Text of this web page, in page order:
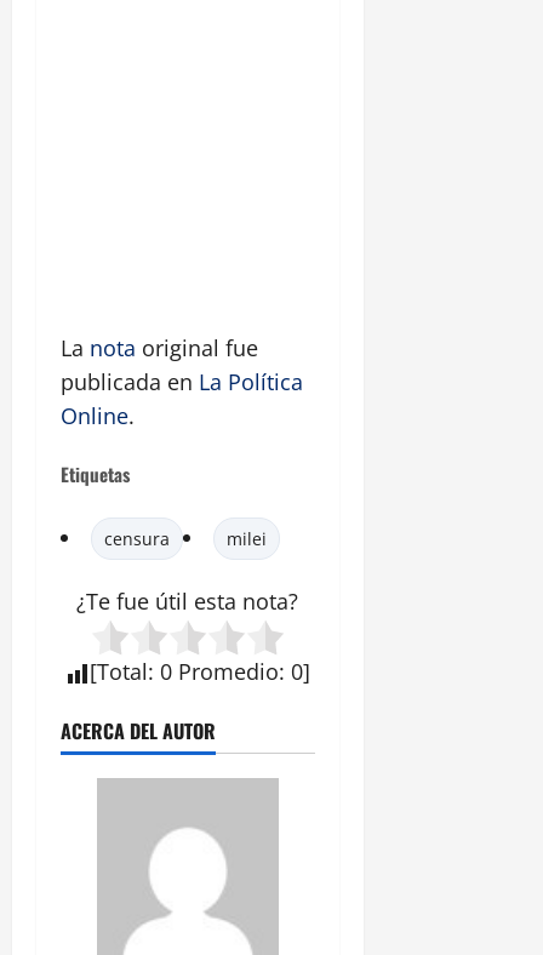
La nota original fue
publicada en La Política
Online.
Etiquetas
censura milei
¿Te fue útil esta nota?
[Total: 0 Promedio: 0]
ACERCA DEL AUTOR